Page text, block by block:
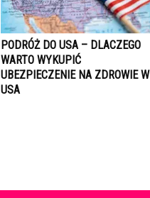
PODRÓŻ DO USA – DLACZEGO
WARTO WYKUPIĆ
UBEZPIECZENIE NA ZDROWIE W
USA